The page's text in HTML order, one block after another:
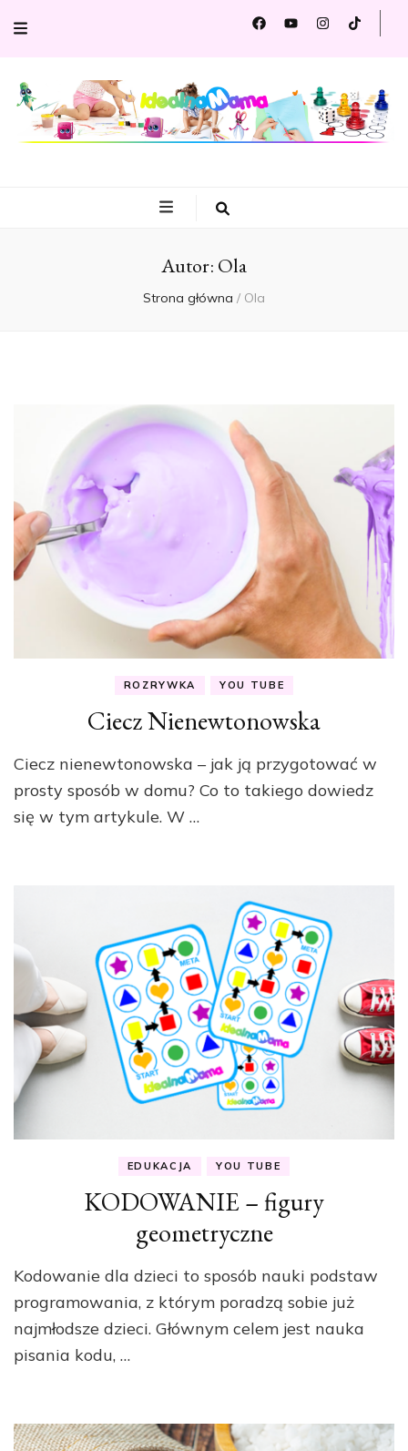
Idealna
Mama
Autor: Ola
Strona główna / Ola
ROZRYWKA YOU TUBE
Ciecz Nienewtonowska
Ciecz nienewtonowska – jak ją przygotować w
prosty sposób w domu? Co to takiego dowiedz
się w tym artykule. W …
EDUKACJA YOU TUBE
KODOWANIE – figury
geometryczne
Kodowanie dla dzieci to sposób nauki podstaw
programowania, z którym poradzą sobie już
najmłodsze dzieci. Głównym celem jest nauka
pisania kodu, …